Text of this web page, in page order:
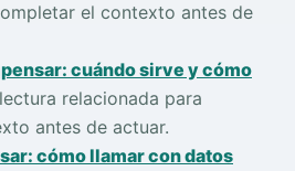
el contexto antes de
cuándo sirve y cómo
relacionada para
antes de actuar.
cómo llamar con datos